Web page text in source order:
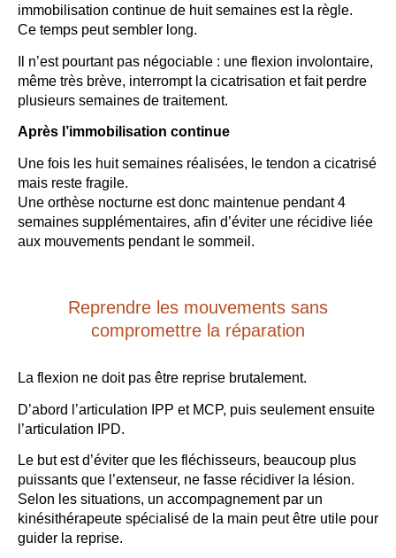
immobilisation continue de huit semaines est la règle.
Ce temps peut sembler long.
Il n’est pourtant pas négociable : une flexion involontaire,
même très brève, interrompt la cicatrisation et fait perdre
plusieurs semaines de traitement.
Après l’immobilisation continue
Une fois les huit semaines réalisées, le tendon a cicatrisé
mais reste fragile.
Une orthèse nocturne est donc maintenue pendant 4
semaines supplémentaires, afin d’éviter une récidive liée
aux mouvements pendant le sommeil.
Reprendre les mouvements sans
compromettre la réparation
La flexion ne doit pas être reprise brutalement.
D’abord l’articulation IPP et MCP, puis seulement ensuite
l’articulation IPD.
Le but est d’éviter que les fléchisseurs, beaucoup plus
puissants que l’extenseur, ne fasse récidiver la lésion.
Selon les situations, un accompagnement par un
kinésithérapeute spécialisé de la main peut être utile pour
guider la reprise.